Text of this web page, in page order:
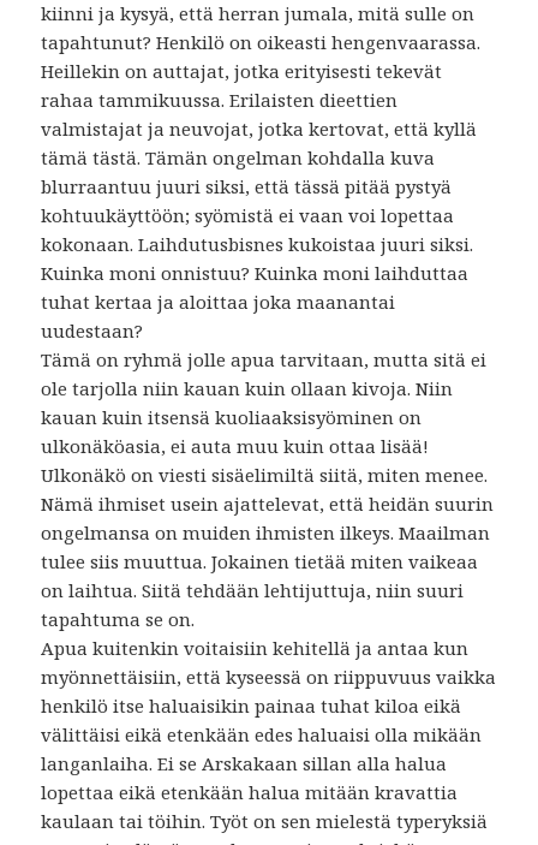
kiinni ja kysyä, että herran jumala, mitä sulle on
tapahtunut? Henkilö on oikeasti hengenvaarassa.
Heillekin on auttajat, jotka erityisesti tekevät
rahaa tammikuussa. Erilaisten dieettien
valmistajat ja neuvojat, jotka kertovat, että kyllä
tämä tästä. Tämän ongelman kohdalla kuva
blurraantuu juuri siksi, että tässä pitää pystyä
kohtuukäyttöön; syömistä ei vaan voi lopettaa
kokonaan. Laihdutusbisnes kukoistaa juuri siksi.
Kuinka moni onnistuu? Kuinka moni laihduttaa
tuhat kertaa ja aloittaa joka maanantai
uudestaan?
Tämä on ryhmä jolle apua tarvitaan, mutta sitä ei
ole tarjolla niin kauan kuin ollaan kivoja. Niin
kauan kuin itsensä kuoliaaksisyöminen on
ulkonäköasia, ei auta muu kuin ottaa lisää!
Ulkonäkö on viesti sisäelimiltä siitä, miten menee.
Nämä ihmiset usein ajattelevat, että heidän suurin
ongelmansa on muiden ihmisten ilkeys. Maailman
tulee siis muuttua. Jokainen tietää miten vaikeaa
on laihtua. Siitä tehdään lehtijuttuja, niin suuri
tapahtuma se on.
Apua kuitenkin voitaisiin kehitellä ja antaa kun
myönnettäisiin, että kyseessä on riippuvuus vaikka
henkilö itse haluaisikin painaa tuhat kiloa eikä
välittäisi eikä etenkään edes haluaisi olla mikään
langanlaiha. Ei se Arskakaan sillan alla halua
lopettaa eikä etenkään halua mitään kravattia
kaulaan tai töihin. Työt on sen mielestä typeryksiä